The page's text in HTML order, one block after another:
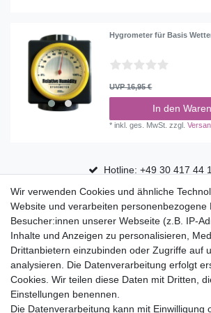
Hygrometer für Basis
UVP 16,95 €
In den
*inkl. ges. MwSt. zzgl.
Hotline: +49 30 417 44
30 Tage
Versandfrei ab 75 € in
Top Marken
Eduplay
Folia Bringmann
Wir verwenden Cookies und ähnliche
Website und verarbeiten personenbezogene
Besucher:innen unserer Webseite (z.B. IP-
Inhalte und Anzeigen zu personalisieren,
Drittanbietern einzubinden oder Zugriffe auf
analysieren. Die Datenverarbeitung erfolgt
Cookies. Wir teilen diese Daten mit Dritten,
Einstellungen benennen.
Die Datenverarbeitung kann mit Einwilligung